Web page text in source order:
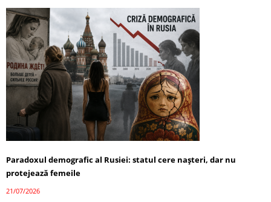
Paradoxul demografic al Rusiei: statul cere nașteri, dar nu
protejează femeile
21/07/2026